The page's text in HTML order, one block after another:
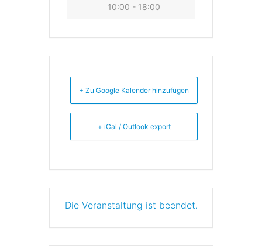
10:00 - 18:00
+ Zu Google Kalender hinzufügen
+ iCal / Outlook export
Die Veranstaltung ist beendet.